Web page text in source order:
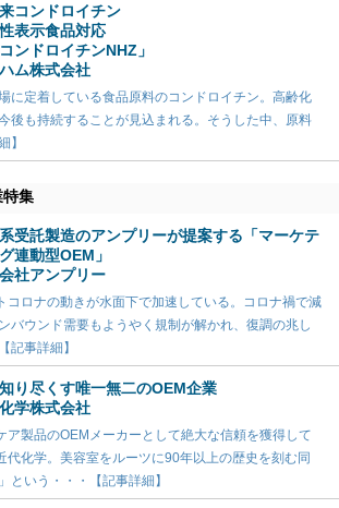
コンドロイチン
表示食品対応
コンドロイチンNHZ」
ム株式会社
に定着している食品原料のコンドロイチン。高齢化
後も持続することが見込まれる。そうした中、原料
】
特集
受託製造のアンプリーが提案する「マーケテ
連動型OEM」
社アンプリー
コロナの動きが水面下で加速している。コロナ禍で減
バウンド需要もようやく規制が解かれ、復調の兆し
記事詳細】
り尽くす唯一無二のOEM企業
学株式会社
ア製品のOEMメーカーとして絶大な信頼を獲得して
代化学。美容室をルーツに90年以上の歴史を刻む同
という・・・【記事詳細】